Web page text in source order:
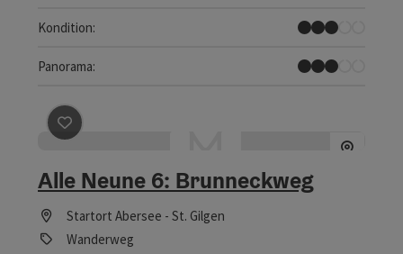
Kondition:
Mittel
Panorama:
Einige Ausblicke
Beitrag merken
Alle Neune 6: Brunneckweg
Startort Abersee - St. Gilgen
Wanderweg